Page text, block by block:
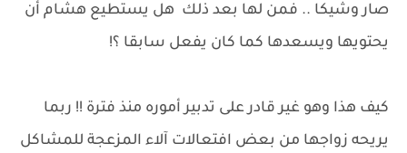
صار وشيكا .. فمن لها بعد ذلك هل يستطيع هشام أن
يحتويها ويسعدها كما كان يفعل سابقا ؟!
كيف هذا وهو غير قادر على تدبير أموره منذ فترة !! ربما
يريحه زواجها من بعض افتعالات آلاء المزعجة للمشاكل